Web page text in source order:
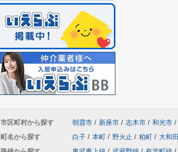
市区町村から探す 朝霞市 / 新座市 / 志木市 / 和光市 /
町名から探す
白子 / 本町 / 野火止 / 柏町 / 大和田